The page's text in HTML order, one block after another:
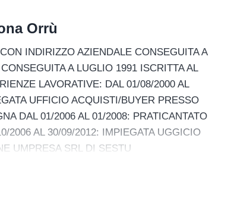
Orrù
INDIRIZZO AZIENDALE CONSEGUITA A
A LUGLIO 1991 ISCRITTA AL
LAVORATIVE: DAL 01/08/2000 AL
UFFICIO ACQUISTI/BUYER PRESSO
DAL 01/2006 AL 01/2008: PRATICANTATO
2006 AL 30/09/2012: IMPIEGATA UGGICIO
UMPRESA SRL DI SESTU